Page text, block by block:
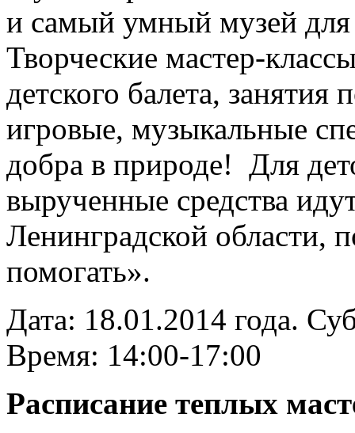
и самый умный музей для
Творческие мастер-
детского балета,
игровые, музыкальные
добра в природе! Для
вырученные средства
Ленинградской области,
помогать».
Дата: 18.01.2014 года.
Время: 14:00-17:00
Расписание теплых